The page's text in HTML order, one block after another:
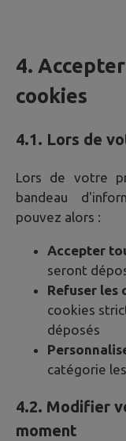
4.
cookies
4.1. Lors de
Lors de votre
bandeau
pouvez alors :
Accepter
seront
Refuser les
cookies
déposés
catégorie
4.2. Modifier
moment